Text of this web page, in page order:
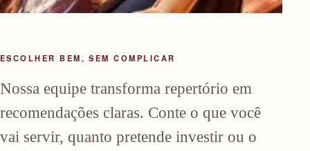
ESCOLHER BEM, SEM COMPLICAR
Nossa equipe transforma repertório em
recomendações claras. Conte o que você
vai servir, quanto pretende investir ou o